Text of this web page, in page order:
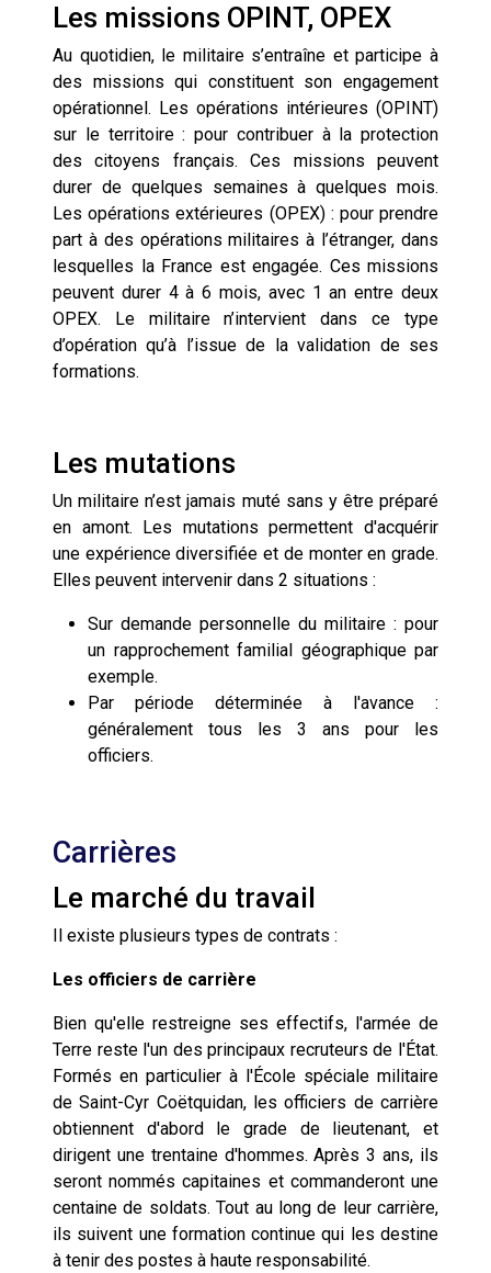
Les missions OPINT, OPEX
Au quotidien, le militaire s’entraîne et participe à
des missions qui constituent son engagement
opérationnel. Les opérations intérieures (OPINT)
sur le territoire : pour contribuer à la protection
des citoyens français. Ces missions peuvent
durer de quelques semaines à quelques mois.
Les opérations extérieures (OPEX) : pour prendre
part à des opérations militaires à l’étranger, dans
lesquelles la France est engagée. Ces missions
peuvent durer 4 à 6 mois, avec 1 an entre deux
OPEX. Le militaire n’intervient dans ce type
d’opération qu’à l’issue de la validation de ses
formations.
Les mutations
Un militaire n’est jamais muté sans y être préparé
en amont. Les mutations permettent d'acquérir
une expérience diversifiée et de monter en grade.
Elles peuvent intervenir dans 2 situations :
Sur demande personnelle du militaire : pour
un rapprochement familial géographique par
exemple.
Par période déterminée à l'avance :
généralement tous les 3 ans pour les
officiers.
Carrières
Le marché du travail
Il existe plusieurs types de contrats :
Les officiers de carrière
Bien qu'elle restreigne ses effectifs, l'armée de
Terre reste l'un des principaux recruteurs de l'État.
Formés en particulier à l'École spéciale militaire
de Saint-Cyr Coëtquidan, les officiers de carrière
obtiennent d'abord le grade de lieutenant, et
dirigent une trentaine d'hommes. Après 3 ans, ils
seront nommés capitaines et commanderont une
centaine de soldats. Tout au long de leur carrière,
ils suivent une formation continue qui les destine
à tenir des postes à haute responsabilité.